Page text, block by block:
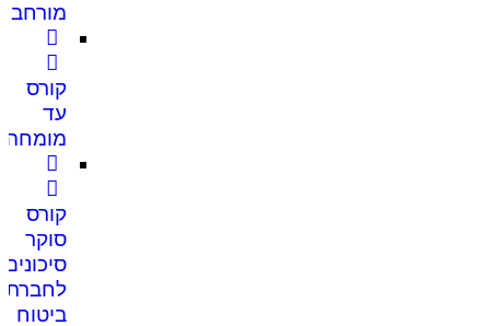
מורחב
קורס
עד
מומחה
קורס
סוקר
סיכונים
לחברת
ביטוח